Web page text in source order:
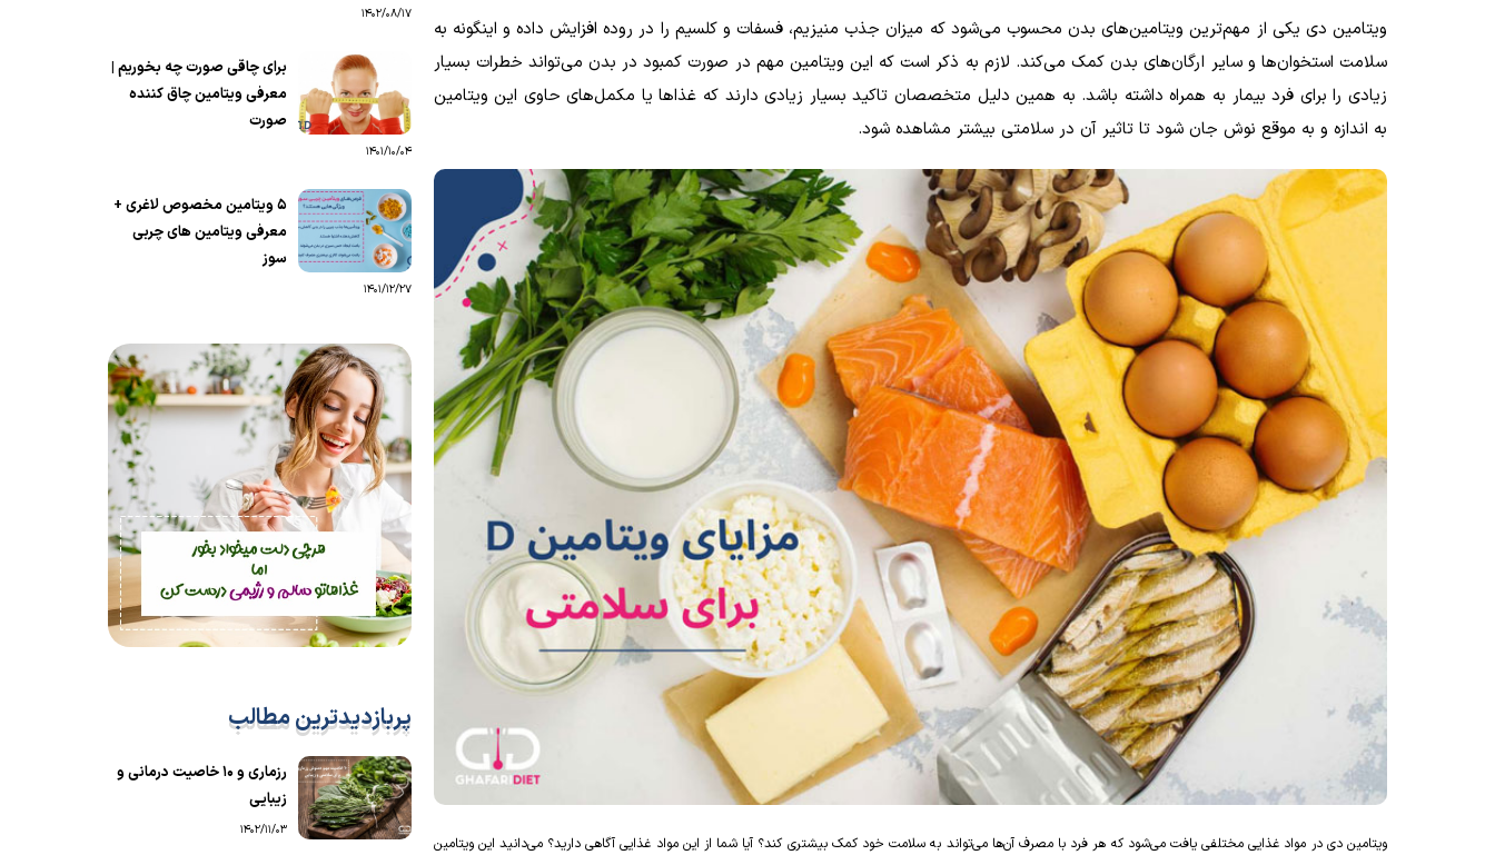
ویتامین دی یکی از مهم‌ترین ویتامین‌های بدن محسوب می‌شود که میزان جذب منیزیم، فسفات و کلسیم را در روده افزایش داده و اینگونه به
سلامت استخوان‌ها و سایر ارگان‌های بدن کمک می‌کند. لازم به ذکر است که این ویتامین مهم در صورت کمبود در بدن می‌تواند خطرات بسیار
زیادی را برای فرد بیمار به همراه داشته باشد. به همین دلیل متخصصان تاکید بسیار زیادی دارند که غذاها یا مکمل‌های حاوی این ویتامین
به اندازه و به موقع نوش جان شود تا تاثیر آن در سلامتی بیشتر مشاهده شود.
ویتامین دی در مواد غذایی مختلفی یافت می‌شود که هر فرد با مصرف آن‌ها می‌تواند به سلامت خود کمک بیشتری کند؟ آیا شما از این مواد غذایی آگاهی دارید؟ می‌دانید این ویتامین
1402/08/17
برای چاقی صورت چه بخوریم |
معرفی ویتامین چاق کننده
صورت
1401/10/04
5 ویتامین مخصوص لاغری +
معرفی ویتامین‌ های چربی
سوز
1401/12/27
پربازدیدترین مطالب
رزماری و ۱۰ خاصیت درمانی و
زیبایی
1402/11/03